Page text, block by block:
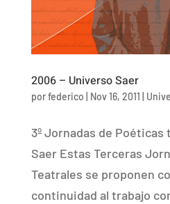
2006 – Universo Saer
porfederico Nov 16, 2011
3º Jornadas de
Saer Estas Terceras
Teatrales se proponen
continuidad al trabajo